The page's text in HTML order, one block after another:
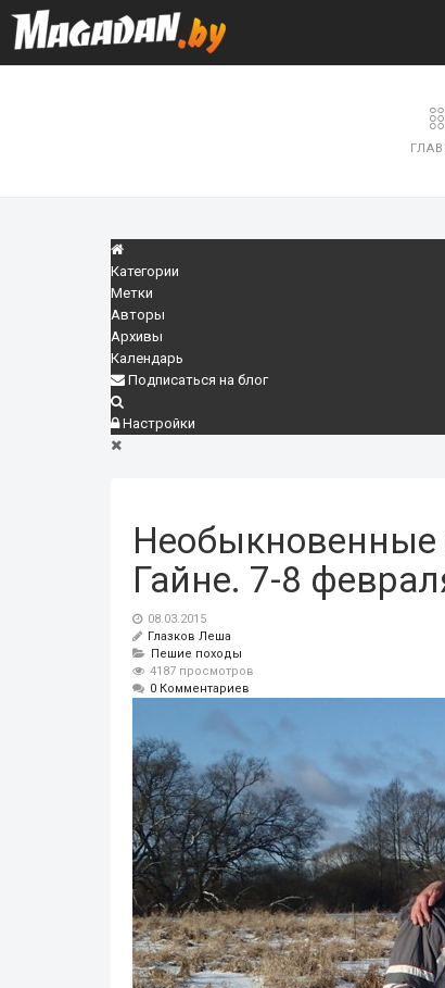
Категории
Метки
Авторы
Архивы
Календарь
Подписаться на блог
Настройки
Гайне. 7-8
08.03.2015
Глазков Леша
Пешие походы
4187 просмотров
0 Комментариев